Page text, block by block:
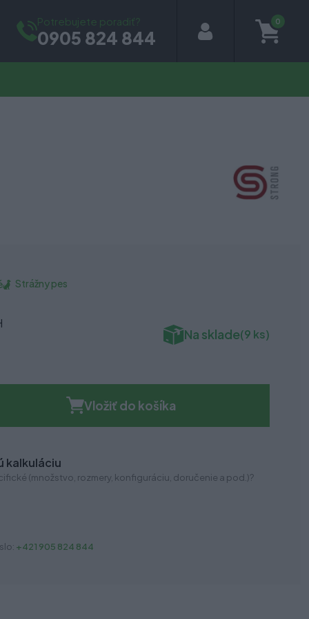
Potrebujete poradiť?
0905 824 844
0
Strážny pes
Na sklade(9 ks)
Vložiť do košíka
kalkuláciu
(množstvo, rozmery, konfiguráciu, doručenie a pod.)?
+421 905 824 844